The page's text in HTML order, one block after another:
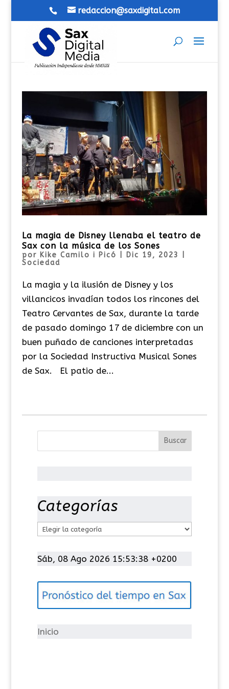
redaccion@saxdigital.com
La magia de Disney llenaba el teatro de
Sax con la música de los Sones
por Kike Camilo i Picó Dic 19, 2023
Sociedad
La magia y la ilusión de Disney y los
villancicos invadían todos los rincones del
Teatro Cervantes de Sax, durante la tarde
de pasado domingo 17 de diciembre con un
buen puñado de canciones interpretadas
por la Sociedad Instructiva Musical Sones
de Sax. El patio de...
Categorías
t
g
í
Sáb, 08 Ago 2026 15:53:39 +0200
Inicio